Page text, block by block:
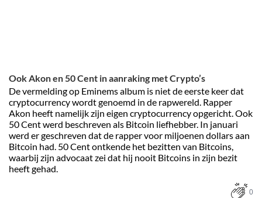
Ook Akon en 50 Cent in aanraking met Crypto’s
De vermelding op Eminems album is niet de eerste keer dat
cryptocurrency wordt genoemd in de rapwereld. Rapper
Akon heeft namelijk zijn eigen cryptocurrency opgericht. Ook
50 Cent werd beschreven als Bitcoin liefhebber. In januari
werd er geschreven dat de rapper voor miljoenen dollars aan
Bitcoin had. 50 Cent ontkende het bezitten van Bitcoins,
waarbij zijn advocaat zei dat hij nooit Bitcoins in zijn bezit
heeft gehad.
0